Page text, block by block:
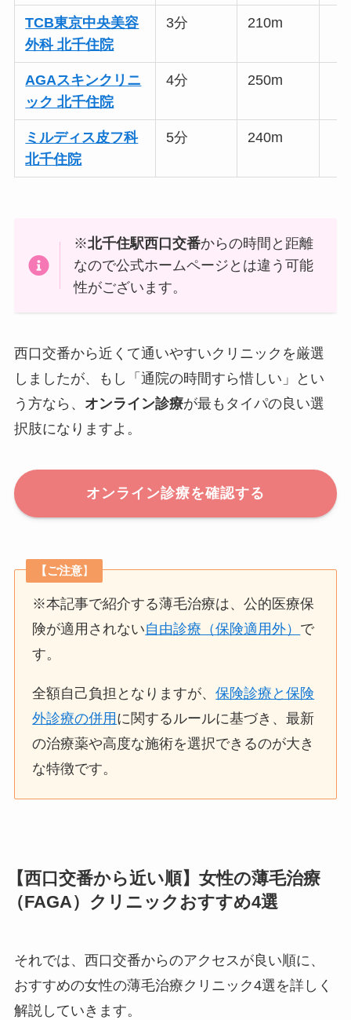
TCB東京中央美容
外科 北千住院
3分 210m
AGAスキンクリニ
ック 北千住院
4分 250m
ミルディス皮フ科
北千住院
5分 240m
※北千住駅西口交番からの時間と距離
なので公式ホームページとは違う可能
性がございます。
西口交番から近くて通いやすいクリニックを厳選
しましたが、もし「通院の時間すら惜しい」とい
う方なら、 オンライン診療が最もタイパの良い選
択肢になりますよ。
オンライン診療を確認する
【ご注意】
※本記事で紹介する薄毛治療は、公的医療保
険が適用されない自由診療（保険適用外） で
す。
全額自己負担となりますが、保険診療と保険
外診療の併用 に関するルールに基づき、最新
の治療薬や高度な施術を選択できるのが大き
な特徴です。
【西口交番から近い順】女性の薄毛治療
（FAGA）クリニックおすすめ4選
それでは、西口交番からのアクセスが良い順に、
おすすめの女性の薄毛治療クリニック4選を詳しく
解説していきます。